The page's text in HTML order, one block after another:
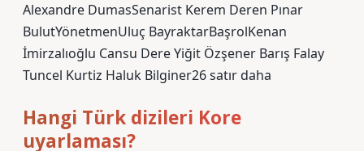
Alexandre DumasSenarist Kerem Deren Pınar
BulutYönetmenUluç BayraktarBaşrolKenan
İmirzalıoğlu Cansu Dere Yiğit Özşener Barış Falay
Tuncel Kurtiz Haluk Bilginer26 satır daha
Hangi Türk dizileri Kore
uyarlaması?